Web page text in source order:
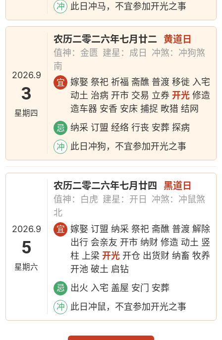
冲 此日冲马，不宜参加开光之事
2026.9
3
星期四
农历二零二六年七月廿二 黄道日
值神：金匮 建星：成日
冲煞：冲狗煞
南
宜
嫁娶 祭祀 祈福 斋醮 普渡 移徙 入宅
动土 治病 开市 交易 立券开光 修造
造车器 安香 安床 捕捉 畋猎 结网
忌 纳采 订盟 经络 行丧 安葬 探病
冲 此日冲狗，不宜参加开光之事
2026.9
5
星期六
农历二零二六年七月廿四 黑道日
值神：白虎 建星：开日
冲煞：冲鼠煞
北
宜
嫁娶 订盟 纳采 祭祀 斋醮 普渡 解除
出行 会亲友 开市 纳财 修造 动土 竖
柱 上梁开光 开仓 出货财 纳畜 牧养
开池 破土 启钻
忌 出火 入宅 盖屋 安门 安葬
冲 此日冲鼠，不宜参加开光之事